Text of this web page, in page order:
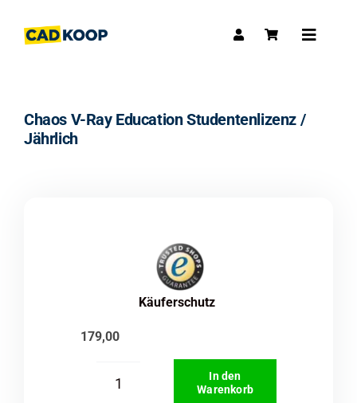
Toggle
Chaos V-Ray Education Studentenlizenz /
Jährlich
Käuferschutz
179,00
Chaos
In den
Warenkorb